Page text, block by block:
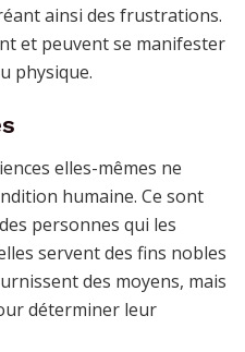
ainsi des frustrations.
et peuvent se manifester
physique.
elles-mêmes ne
humaine. Ce sont
personnes qui les
servent des fins nobles
des moyens, mais
déterminer leur